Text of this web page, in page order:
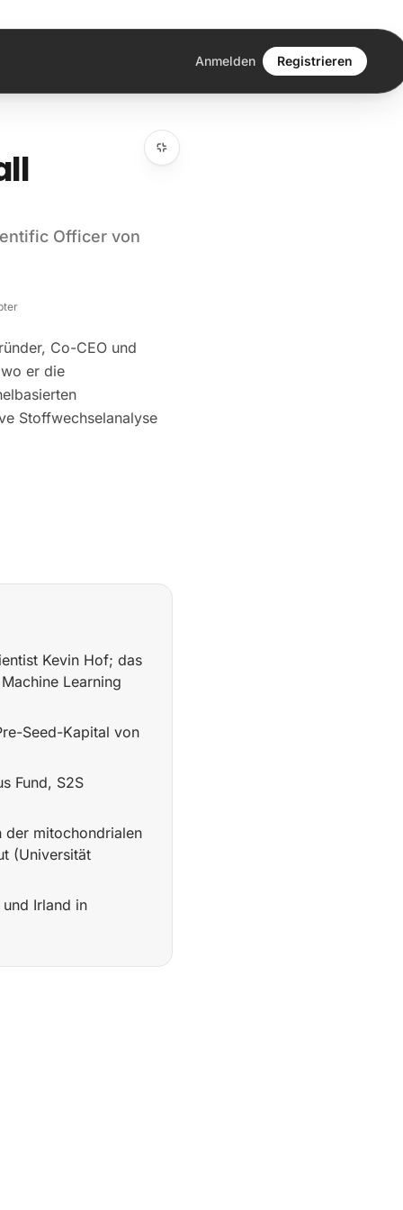
Anmelden Registrieren
Officer von
Co-CEO und
er die
Stoffwechselanalyse
Kevin Hof; das
Learning
Seed-Kapital von
Fund, S2S
der mitochondrialen
(Universität
Irland in